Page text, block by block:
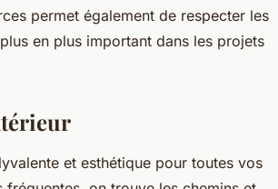
permet également de respecter les
en plus important dans les projets
et esthétique pour toutes vos